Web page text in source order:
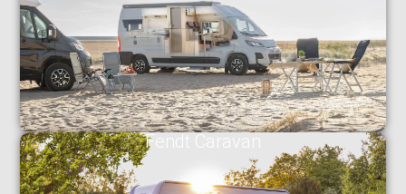
Fendt Caravan